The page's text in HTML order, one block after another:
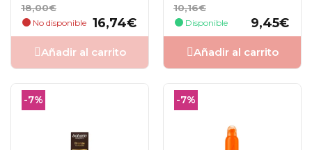
Precio
base
18,00€
No disponible
Precio
16,74€
Añadir al carrito
Precio
base
10,16€
Disponible
Precio
9,45€
Añadir al carrito
-7% -7%